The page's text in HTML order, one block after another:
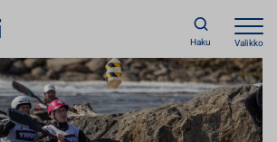
Haku Valikko